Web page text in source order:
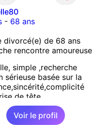
- 68 ans
divorcé(e) de 68 ans
rencontre amoureuse
simple ,recherche
sérieuse basée sur la
de tête
Voir le profil